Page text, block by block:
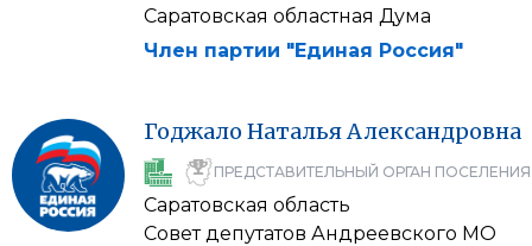
Саратовская областная Дума
Член партии "Единая Россия"
Годжало НатальяАлександровна
ПРЕДСТАВИТЕЛЬНЫЙ ОРГАН ПОСЕЛЕНИЯ
Саратовская область
Совет депутатов Андреевского МО